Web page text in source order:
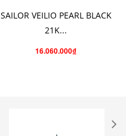
SAILOR VEILIO PEARL BLACK
21K...
16.060.000₫